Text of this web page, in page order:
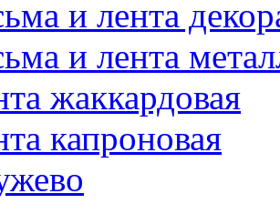
и лента
и лента
жаккардовая
капроновая